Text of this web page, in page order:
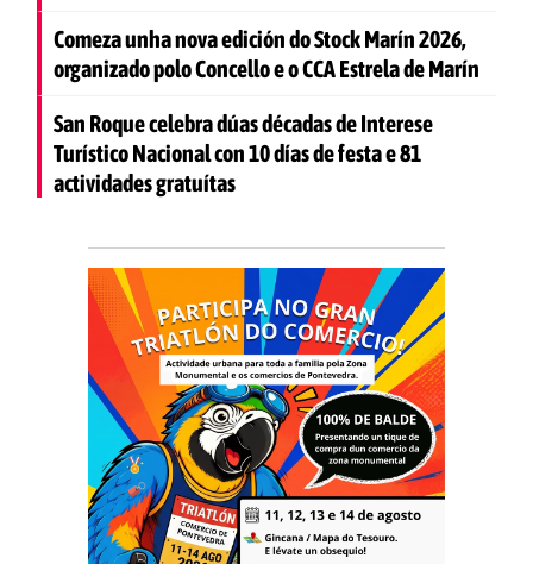
Comeza unha nova edición do Stock Marín 2026,
organizado polo Concello e o CCA Estrela de Marín
San Roque celebra dúas décadas de Interese
Turístico Nacional con 10 días de festa e 81
actividades gratuítas